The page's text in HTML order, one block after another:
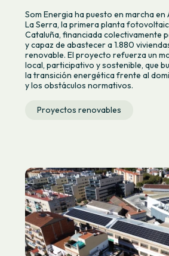
Som Energia ha puesto en marcha en
La Serra, la primera planta
Cataluña, financiada colectivamente
y capaz de abastecer a 1.880
renovable. El proyecto refuerza un
local, participativo y sostenible, que
la transición energética frente al
y los obstáculos normativos.
Proyectos renovables